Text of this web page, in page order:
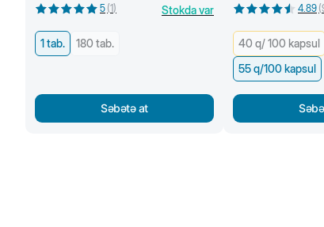
5 (1) Stokda var
1 tab. 180 tab.
Səbətə at
4.89 (
40 q/ 100 kapsul
55 q/100 kapsul